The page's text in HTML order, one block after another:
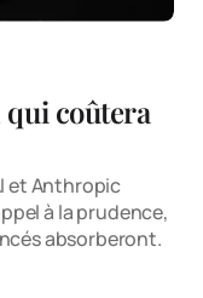
coûtera
et Anthropic
à la prudence,
absorberont.